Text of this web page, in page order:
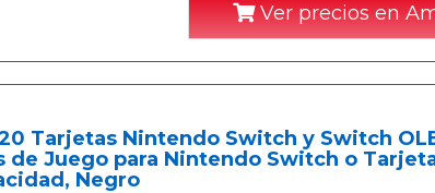
Ver precios en
Tarjetas Nintendo Switch y Switch
Juego para Nintendo Switch o
Negro